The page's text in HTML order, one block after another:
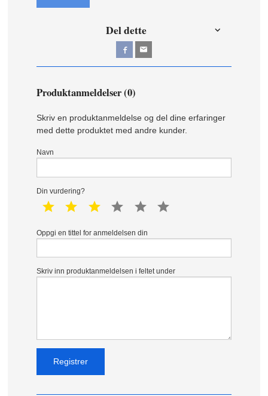
Del dette
Produktanmeldelser (0)
Skriv en produktanmeldelse og del dine erfaringer
med dette produktet med andre kunder.
Navn
Din vurdering?
1 star 2 star 3 star 4 star 5 star
Oppgi en tittel for anmeldelsen din
Skriv inn produktanmeldelsen i feltet under